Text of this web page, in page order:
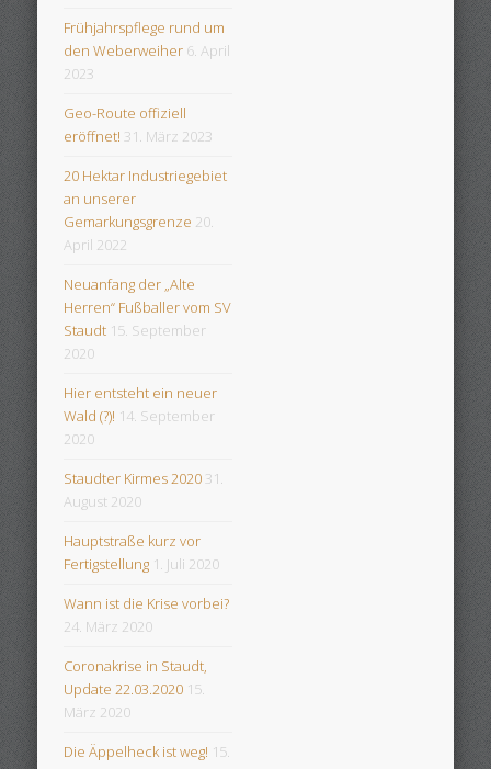
Frühjahrspflege rund um
den Weberweiher 6. April
2023
Geo-Route offiziell
eröffnet! 31. März 2023
20 Hektar Industriegebiet
an unserer
Gemarkungsgrenze 20.
April 2022
Neuanfang der „Alte
Herren“ Fußballer vom SV
Staudt 15. September
2020
Hier entsteht ein neuer
Wald (?)! 14. September
2020
Staudter Kirmes 2020 31.
August 2020
Hauptstraße kurz vor
Fertigstellung 1. Juli 2020
Wann ist die Krise vorbei?
24. März 2020
Coronakrise in Staudt,
Update 22.03.2020 15.
März 2020
Die Äppelheck ist weg! 15.